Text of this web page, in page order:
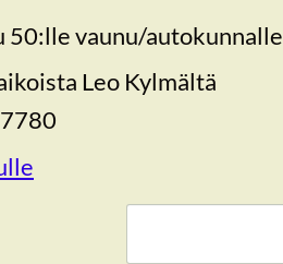
50:lle vaunu/autokunnalle
Leo Kylmältä